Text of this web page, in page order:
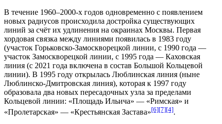
В течение 1960–2000-х годов одновременно с появлением
новых радиусов происходила достройка существующих
линий за счёт их удлинения на окраинах Москвы. Первая
хордовая связка между линиями появилась в 1983 году
(участок Горьковско-Замоскворецкой линии, с 1990 года —
участок Замоскворецкой линии, с 1995 года — Каховская
линия (с 2021 года включена в состав Большой Кольцевой
линии). В 1995 году открылась Люблинская линия (ныне
Люблинско-Дмитровская линия), которая к 1997 году
образовала два новых пересадочных узла за пределами
Кольцевой линии: «Площадь Ильича» — «Римская» и
«Пролетарская» — «Крестьянская Застава»[6][7][4].